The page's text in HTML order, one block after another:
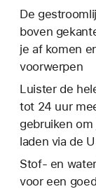
De
boven
je af komen
voorwerpen
Luister de
tot 24 uur
gebruiken
laden via de
Stof- en
voor een